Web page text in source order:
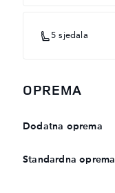
5 sjedala
OPREMA
Dodatna oprema
Standardna oprema